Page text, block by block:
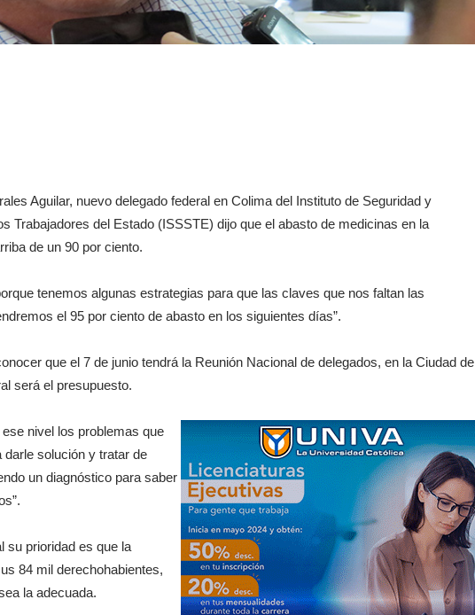
Aguilar, nuevo delegado federal en Colima del Instituto de Seguridad y
Trabajadores del Estado (ISSSTE) dijo que el abasto de medicinas en la
de un 90 por ciento.
tenemos algunas estrategias para que las claves que nos faltan las
el 95 por ciento de abasto en los siguientes días”.
que el 7 de junio tendrá la Reunión Nacional de delegados, en la Ciudad de
será el presupuesto.
nivel los problemas que
solución y tratar de
un diagnóstico para saber
su prioridad es que la
84 mil derechohabientes,
la adecuada.